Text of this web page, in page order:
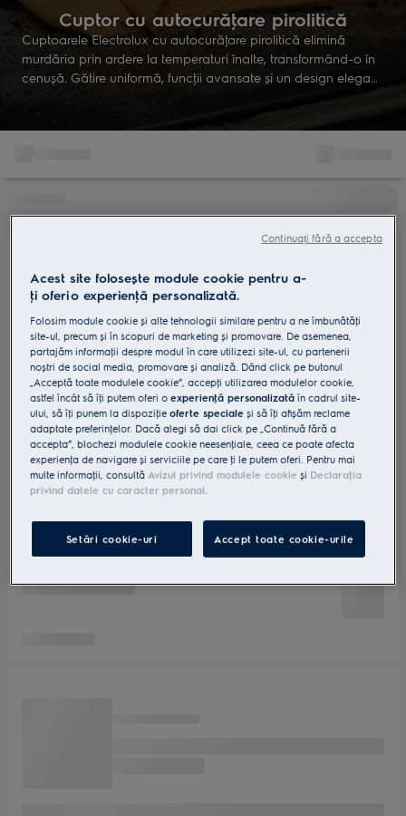
Cuptor cu autocurăţare pirolitică
Cuptoarele Electrolux cu autocurăţare pirolitică elimină
murdăria prin ardere la temperaturi înalte, transformând-o în
cenuşă. Gătire uniformă, funcţii avansate şi un design elegant
Acest site folosește module cookie pentru a-
ţi oferi o experienţă personalizată.
Folosim module cookie și alte tehnologii similare pentru a ne îmbunătăţi
site-ul, precum și în scopuri de marketing și promovare. De asemenea,
partajăm informaţii despre modul în care utilizezi site-ul, cu partenerii
noștri de social media, promovare și analiză. Dând click pe butonul
„Acceptă toate modulele cookie”, accepţi utilizarea modulelor cookie,
astfel încât să îţi putem oferi oexperienţă personalizată în cadrul site-
ului, să îţi punem la dispoziţieoferte speciale și să îţi afișăm reclame
adaptate preferinţelor. Dacă alegi să dai click pe „Continuă fără a
accepta”, blochezi modulele cookie neesenţiale, ceea ce poate afecta
experienţa de navigare și serviciile pe care ţi le putem oferi. Pentru mai
multe informaţii, consultă Avizul privind modulele cookie și Declaraţia
privind datele cu caracter personal.
Setări cookie-uri Accept toate cookie-urile
Continuați fără a accepta